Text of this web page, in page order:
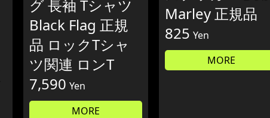
グ 長袖 Tシャツ
Black Flag 正規
品 ロックTシャ
ツ関連 ロンT
7,590 Yen
MORE
Marley 正規品
825 Yen
MORE